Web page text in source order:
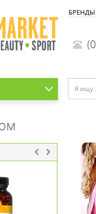
БРЕНДЫ